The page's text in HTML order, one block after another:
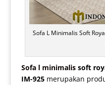
Sofa L Minimalis Soft
Sofa l minimalissoft
IM-925merupakan